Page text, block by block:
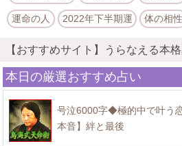
運命の人 2022年下半期運 体の相性
【おすすめサイト】うらなえる本
本日の厳選おすすめ占い
号泣6000字◆極的中で叶う
本音】絆と最後